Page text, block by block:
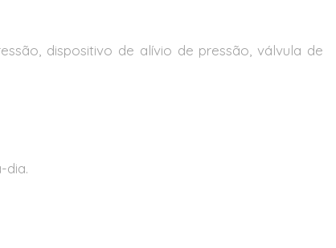
dispositivo de alívio de pressão, válvula de
dia.